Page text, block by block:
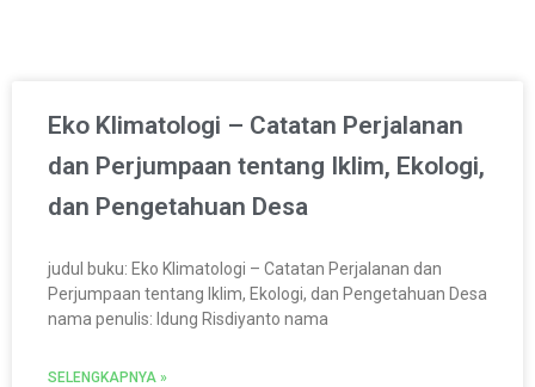
Eko Klimatologi – Catatan Perjalanan
dan Perjumpaan tentang Iklim, Ekologi,
dan Pengetahuan Desa
judul buku: Eko Klimatologi – Catatan Perjalanan dan
Perjumpaan tentang Iklim, Ekologi, dan Pengetahuan Desa
nama penulis: Idung Risdiyanto nama
SELENGKAPNYA »
a
e
a
e
a
e
a
e